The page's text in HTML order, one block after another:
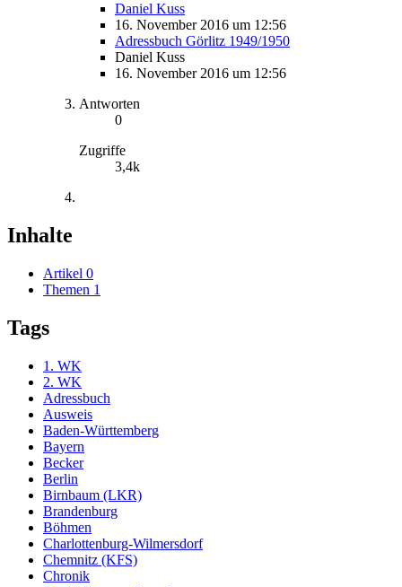
Daniel Kuss
16. November 2016 um 12:56
Adressbuch Görlitz 1949/1950
Daniel Kuss
16. November 2016 um 12:56
Antworten
0
Zugriffe
3,4k
Inhalte
Artikel 0
Themen 1
Tags
1. WK
2. WK
Adressbuch
Ausweis
Baden-Württemberg
Bayern
Becker
Berlin
Birnbaum (LKR)
Brandenburg
Böhmen
Charlottenburg-Wilmersdorf
Chemnitz (KFS)
Chronik